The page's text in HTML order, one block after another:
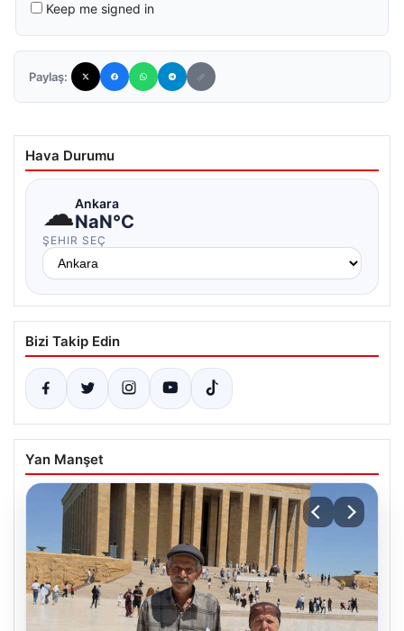
Keep me signed in
Paylaş:
Hava Durumu
☁Ankara
NaN°C
ŞEHIR SEÇ
Bizi Takip Edin
Yan Manşet